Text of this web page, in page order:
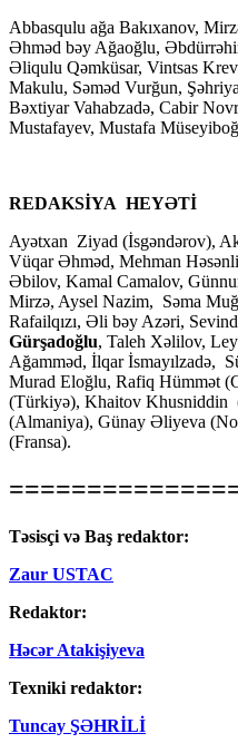
Abbasqulu ağa Bakıxanov,
Əhməd bəy Ağaoğlu,
Əliqulu Qəmküsar, Vintsas
Makulu, Səməd Vurğun,
Bəxtiyar Vahabzadə, Cabir
Mustafayev, Mustafa
REDAKSİYA HEYƏTİ
Ayətxan Ziyad (İsgəndərov),
Vüqar Əhməd, Mehman
Əbilov, Kamal Camalov,
Mirzə, Aysel Nazim, Səma
Rafailqızı, Əli bəy Azəri,
Gürşadoğlu, Taleh Xəlilov,
Ağamməd, İlqar İsmayılzadə,
Murad Eloğlu, Rafiq Hümmət
(Türkiyə), Khaitov Khusniddin
(Almaniya), Günay Əliyeva
(Fransa).
Təsisçi və Baş redaktor:
Zaur USTAC
Redaktor:
Həcər Atakişiyeva
Texniki redaktor:
Tuncay ŞƏHRİLİ